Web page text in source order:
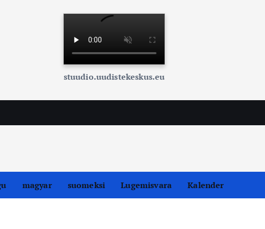
stuudio.uudistekeskus.eu
magyar suomeksi Lugemisvara Kalender